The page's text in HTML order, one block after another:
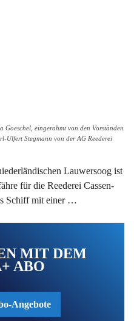
eingerahmt von den Vorständen
Ulfert Stegmann von der AG Reederei
Lauwersoog ist
für die Reederei Cassen-
Schiff mit einer …
MIT DEM
ABO
Angebote